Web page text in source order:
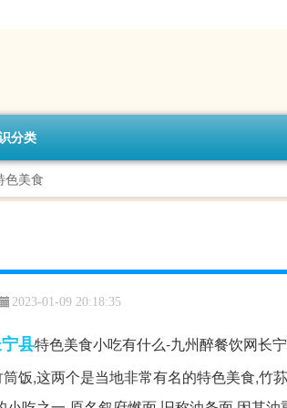
分类
色美食
2023-01-09 20:18:35
县特色美食小吃有什么-九州醉餐饮网长
饭,这两个是当地非常有名的特色美食,竹